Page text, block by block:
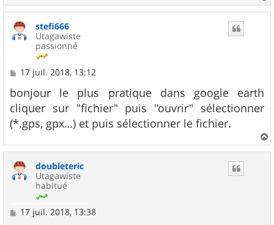
a
u
stefi666
Utagawiste
passionné
M
s
s
a
g
e
17 juil. 2018, 13:12
bonjour le plus pratique dans google earth
cliquer sur "fichier" puis "ouvrir" sélectionner
(*.gps, gpx…) et puis sélectionner le fichier.
a
doubleteric
Utagawiste
habitué
M17 juil. 2018, 13:38